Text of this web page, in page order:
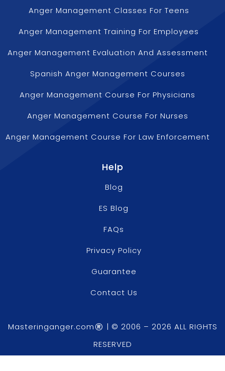
Anger Management Classes For Teens
Anger Management Training For Employees
Anger Management Evaluation And Assessment
Spanish Anger Management Courses
Anger Management Course For Physicians
Anger Management Course For Nurses
Anger Management Course For Law Enforcement
Help
Blog
ES Blog
FAQs
Privacy Policy
Guarantee
Contact Us
Masteringanger.com® | © 2006 – 2026 ALL RIGHTS
RESERVED